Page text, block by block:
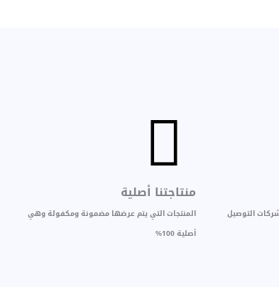
التوصيل
منتاجتنا أصلية
المنتجات التي يتم عرضها مضمونة ومكفولة وهي
أصلية 100%